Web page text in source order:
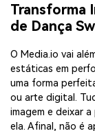
Transforma
de Dança
O Media.io vai
estáticas em
uma forma
ou arte digital.
imagem e deixar
ela. Afinal, não é